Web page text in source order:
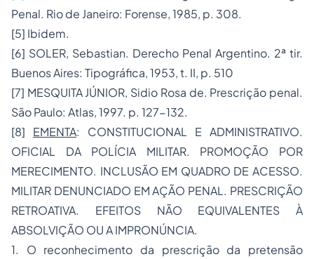
Penal. Rio de Janeiro: Forense, 1985, p. 308.
[5] Ibidem.
[6] SOLER, Sebastian. Derecho Penal Argentino. 2ª tir.
Buenos Aires: Tipográfica, 1953, t. II, p. 510
[7] MESQUITA JÚNIOR, Sidio Rosa de. Prescrição penal.
São Paulo: Atlas, 1997. p. 127-132.
[8] EMENTA: CONSTITUCIONAL E ADMINISTRATIVO.
OFICIAL DA POLÍCIA MILITAR. PROMOÇÃO POR
MERECIMENTO. INCLUSÃO EM QUADRO DE ACESSO.
MILITAR DENUNCIADO EM AÇÃO PENAL. PRESCRIÇÃO
RETROATIVA. EFEITOS NÃO EQUIVALENTES À
ABSOLVIÇÃO OU A IMPRONÚNCIA.
1. O reconhecimento da prescrição da pretensão